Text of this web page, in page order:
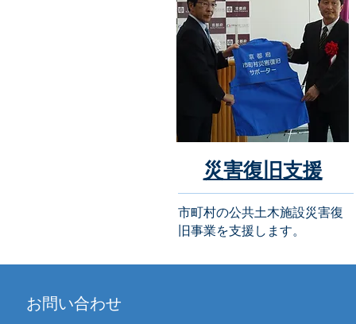
災害復旧支援
市町村の公共土木施設災害復
旧事業を支援します。
​お問い合わせ